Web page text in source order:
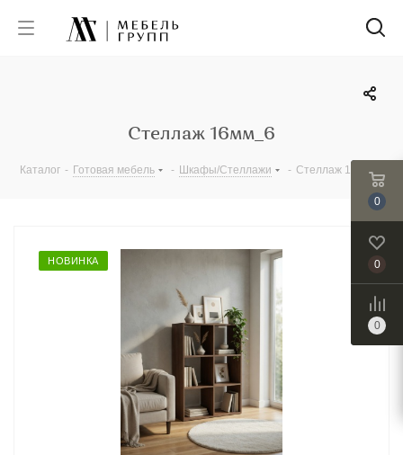
Стеллаж 16мм_6
Каталог - Готовая мебель - Шкафы/Стеллажи - Стеллаж 16мм_6
НОВИНКА
0
0
0